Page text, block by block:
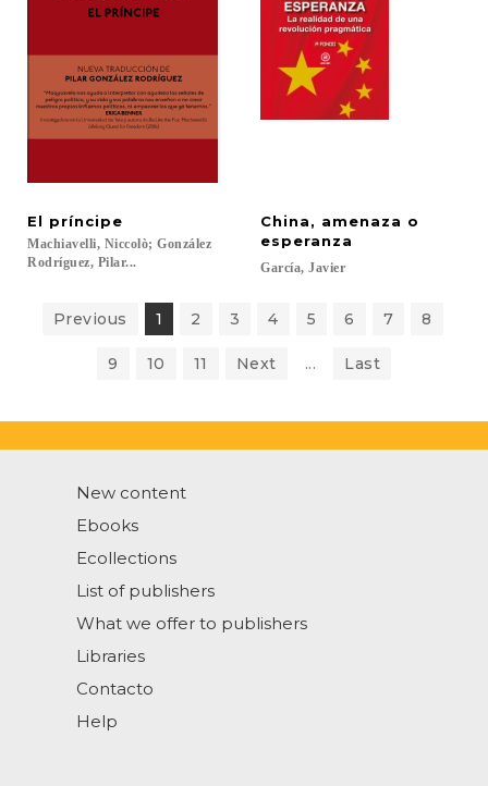
El príncipe
Machiavelli, Niccolò; González
Rodríguez, Pilar...
China, amenaza o
esperanza
García, Javier
Previous 1 2 3 4 5 6 7 8
9 10 11 Next ... Last
New content
Ebooks
Ecollections
List of publishers
What we offer to publishers
Libraries
Contacto
Help